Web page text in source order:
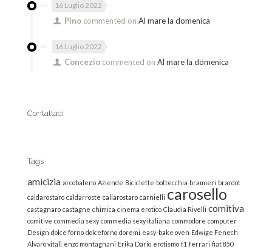
16 Luglio 2022
Pino commented onAl mare la domenica
16 Luglio 2022
Concezio commented onAl mare la domenica
Contattaci
Tags
amicizia arcobaleno Aziende Biciclette bottecchia bramieri brardot
caldarostaro caldarroste callarostaro carnielli carosello
castagnaro castagne chimica cinema erotico Claudia Rivelli comitiva
comitive commedia sexy commedia sexy italiana commodore computer
Design dolce forno dolceforno doremi easy-bake oven Edwige Fenech
Alvaro vitali enzo montagnani Erika Dario erotismo f1 ferrari fiat 850